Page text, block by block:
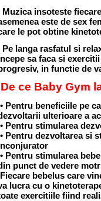
Muzica insoteste
este de sex
le pot obtine
Pe langa rasfatul si
sa faca si
in functie de
De ce Baby Gym
• Pentru beneficiile pe
ulterioare a
• Pentru stimularea
• Pentru dezvoltarea si
• Pentru stimularea
punct de vedere
Fiecare bebelus care
lucra cu o
exercitiile fiind